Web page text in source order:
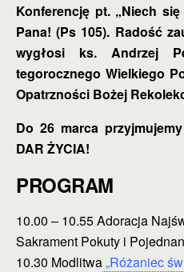
Konferencję pt. „Niech
Pana! (Ps 105). Radość
wygłosi ks. Andrzej
tegorocznego Wielkiego
Opatrzności Bożej
Do 26 marca
DAR ŻYCIA!
PROGRAM
10.00 – 10.55 Adoracja
Sakrament Pokuty i
10.30 Modlitwa„Różaniec